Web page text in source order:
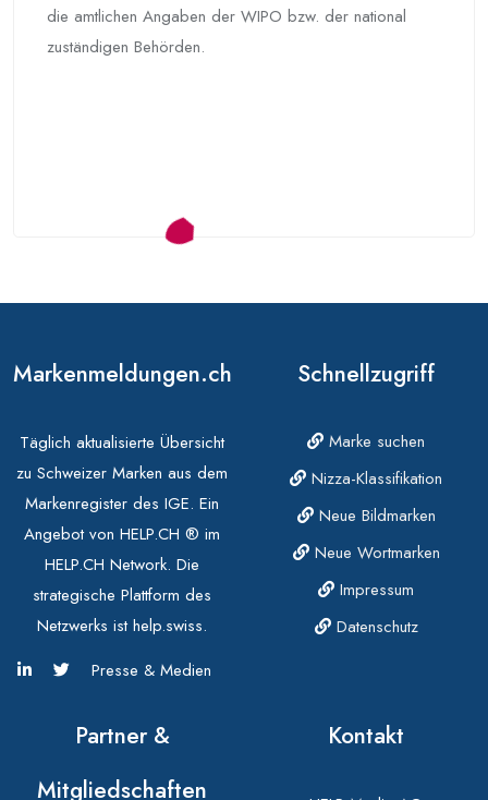
die amtlichen Angaben der WIPO bzw. der national
zuständigen Behörden.
Markenmeldungen.ch
Täglich aktualisierte Übersicht
zu Schweizer Marken aus dem
Markenregister des IGE. Ein
Angebot von HELP.CH ® im
HELP.CH Network. Die
strategische Plattform des
Netzwerks ist help.swiss.
Presse & Medien
Schnellzugriff
Marke suchen
Nizza-Klassifikation
Neue Bildmarken
Neue Wortmarken
Impressum
Datenschutz
Partner &
Mitgliedschaften
Kontakt